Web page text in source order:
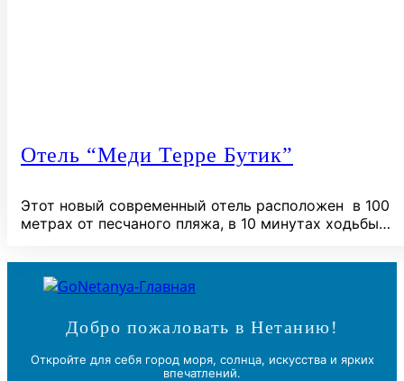
Отель “Меди Терре Бутик”
Этот новый современный отель расположен в 100
метрах от песчаного пляжа, в 10 минутах ходьбы…
Добро пожаловать в Нетанию!
Откройте для себя город моря, солнца, искусства и ярких
впечатлений.